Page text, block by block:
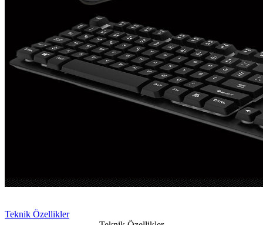
Teknik Özellikler